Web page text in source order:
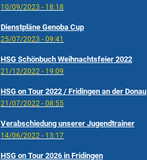
10/09/2023 - 18:18
Dienstpläne Genoba Cup
25/07/2023 - 09:41
HSG Schönbuch Weihnachtsfeier 2022
21/12/2022 - 19:09
HSG on Tour 2022 / Fridingen an der Donau
21/07/2022 - 08:55
Verabschiedung unserer Jugendtrainer
14/06/2022 - 13:17
HSG on Tour 2026 in Fridingen